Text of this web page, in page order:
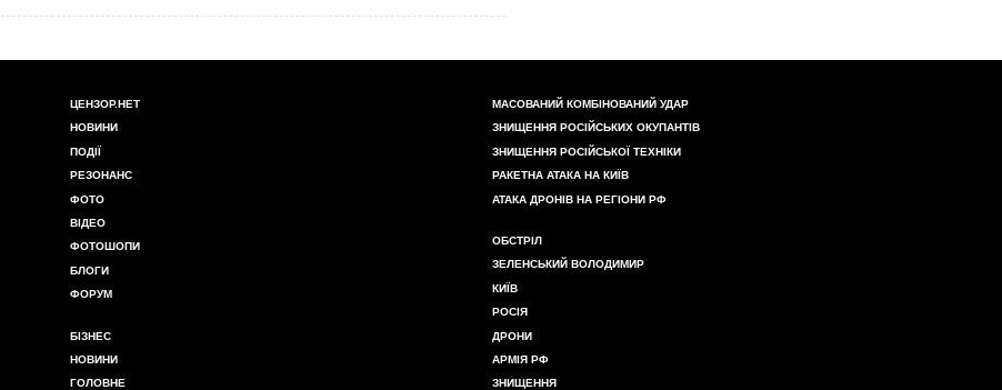
ЦЕНЗОР.НЕТ
НОВИНИ
ПОДІЇ
РЕЗОНАНС
ФОТО
ВІДЕО
ФОТОШОПИ
БЛОГИ
ФОРУМ
БІЗНЕС
НОВИНИ
ГОЛОВНЕ
МАСОВАНИЙ КОМБІНОВАНИЙ УДАР
ЗНИЩЕННЯ РОСІЙСЬКИХ ОКУПАНТІВ
ЗНИЩЕННЯ РОСІЙСЬКОЇ ТЕХНІКИ
РАКЕТНА АТАКА НА КИЇВ
АТАКА ДРОНІВ НА РЕГІОНИ РФ
ОБСТРІЛ
ЗЕЛЕНСЬКИЙ ВОЛОДИМИР
КИЇВ
РОСІЯ
ДРОНИ
АРМІЯ РФ
ЗНИЩЕННЯ